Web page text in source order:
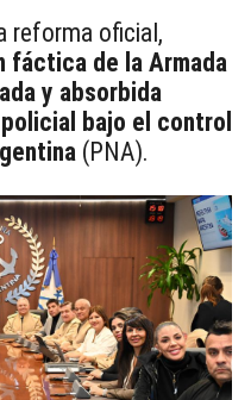
reforma oficial,
fáctica de la Armada
y absorbida
bajo el control
(PNA).